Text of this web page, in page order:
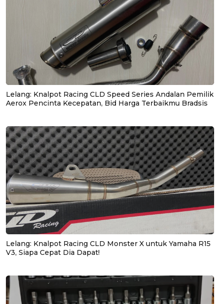
Lelang: Knalpot Racing CLD Speed Series Andalan Pemilik
Aerox Pencinta Kecepatan, Bid Harga Terbaikmu Bradsis
Lelang: Knalpot Racing CLD Monster X untuk Yamaha R15
V3, Siapa Cepat Dia Dapat!